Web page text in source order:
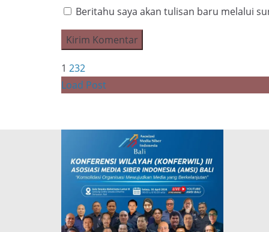
Beritahu saya akan tulisan baru melalui
1 232
Load Post